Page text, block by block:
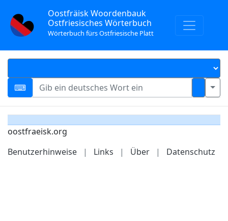
Oostfräisk Woordenbauk
Ostfriesisches Wörterbuch
Wörterbuch fürs Ostfriesische Platt
oostfraeisk.org
Benutzerhinweise
| Links | Über | Datenschutz